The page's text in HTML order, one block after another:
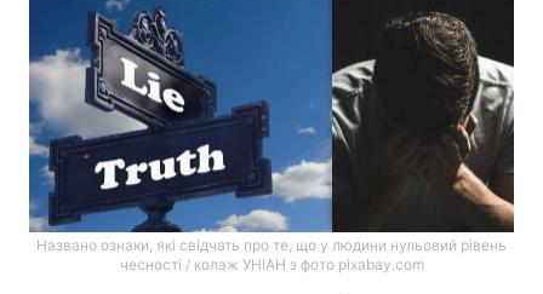
Названо ознаки, які свідчать про те, що у людини нульовий рівень
чесності / колаж УНІАН з фото pixabay.com